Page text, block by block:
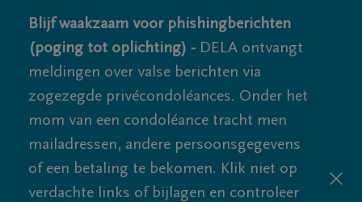
Blijf waakzaam voor phishingberichten
(poging tot oplichting) - DELA ontvangt
meldingen over valse berichten via
zogezegde privécondoléances. Onder het
mom van een condoléance tracht men
mailadressen, andere persoonsgegevens
of een betaling te bekomen. Klik niet op
verdachte links of bijlagen en controleer